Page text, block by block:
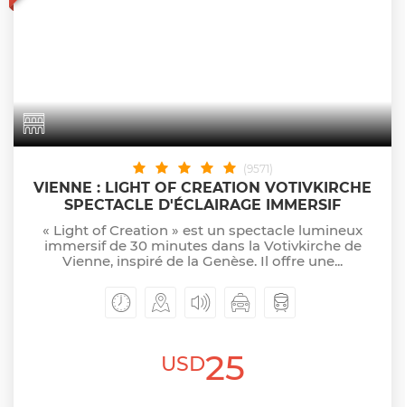
(9571)
VIENNE : LIGHT OF CREATION VOTIVKIRCHE
SPECTACLE D'ÉCLAIRAGE IMMERSIF
« Light of Creation » est un spectacle lumineux
immersif de 30 minutes dans la Votivkirche de
Vienne, inspiré de la Genèse. Il offre une...
USD25